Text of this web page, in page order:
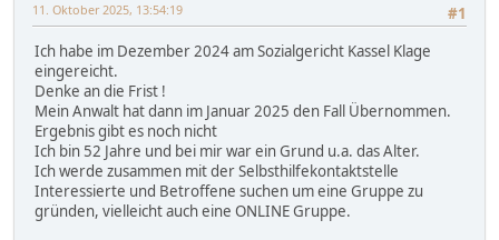
#1
11. Oktober 2025, 13:54:19
Ich habe im Dezember 2024 am Sozialgericht Kassel Klage
eingereicht.
Denke an die Frist !
Mein Anwalt hat dann im Januar 2025 den Fall Übernommen.
Ergebnis gibt es noch nicht
Ich bin 52 Jahre und bei mir war ein Grund u.a. das Alter.
Ich werde zusammen mit der Selbsthilfekontaktstelle
Interessierte und Betroffene suchen um eine Gruppe zu
gründen, vielleicht auch eine ONLINE Gruppe.